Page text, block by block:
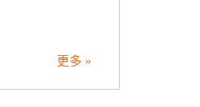
更多 »